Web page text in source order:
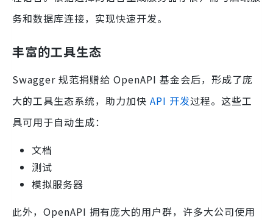
务和数据库连接，实现快速开发。
丰富的工具生态
Swagger 规范捐赠给 OpenAPI 基金会后，形成了庞
大的工具生态系统，助力加快 API 开发过程。这些工
具可用于自动生成：
文档
测试
模拟服务器
此外，OpenAPI 拥有庞大的用户群，许多大公司使用